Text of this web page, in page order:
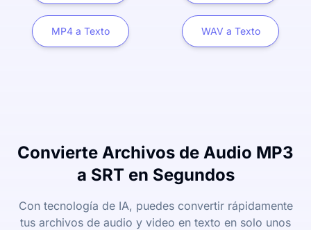
MP4 a Texto WAV a Texto
Convierte Archivos de Audio MP3
a SRT en Segundos
Con tecnología de IA, puedes convertir rápidamente
tus archivos de audio y video en texto en solo unos